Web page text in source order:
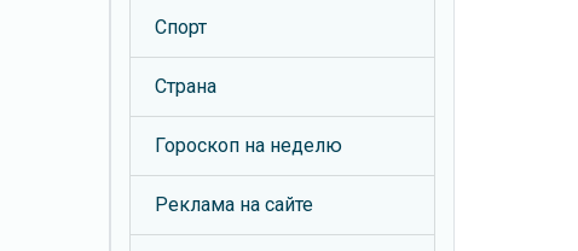
Спорт
Страна
Гороскоп на неделю
Реклама на сайте